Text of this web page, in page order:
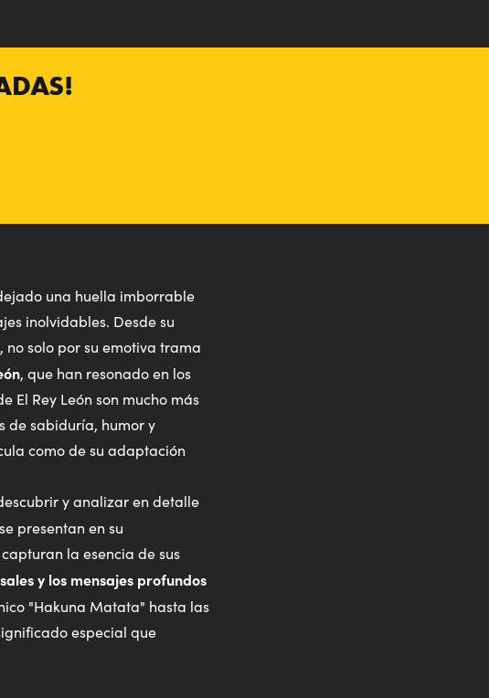
una huella imborrable
inolvidables. Desde su
solo por su emotiva trama
, que han resonado en los
El Rey León son mucho más
de sabiduría, humor y
como de su adaptación
y analizar en detalle
presentan en su
la esencia de sus
y los mensajes profundos
"Hakuna Matata" hasta las
especial que